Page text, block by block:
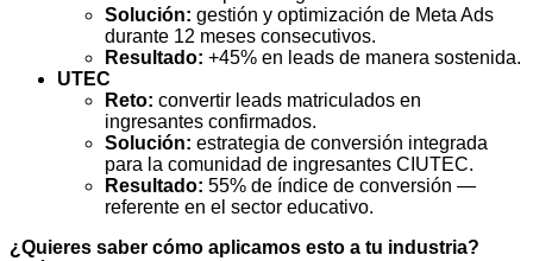
Solución: gestión y optimización de Meta Ads
durante 12 meses consecutivos.
Resultado: +45% en leads de manera sostenida.
UTEC
Reto: convertir leads matriculados en
ingresantes confirmados.
Solución: estrategia de conversión integrada
para la comunidad de ingresantes CIUTEC.
Resultado: 55% de índice de conversión —
referente en el sector educativo.
¿Quieres saber cómo aplicamos esto a tu industria?